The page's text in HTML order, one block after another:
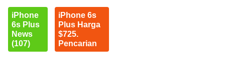
iPhone
6s Plus
News
(107)
iPhone 6s
Plus Harga
$725.
Pencarian